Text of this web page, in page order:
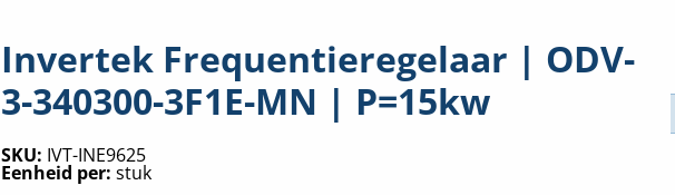
Invertek Frequentieregelaar | ODV-
3-340300-3F1E-MN | P=15kw
SKU: IVT-INE9625
Eenheid per: stuk